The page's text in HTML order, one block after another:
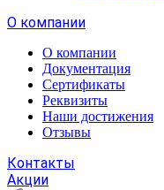
О компании
О компании
Документация
Сертификаты
Реквизиты
Наши достижения
Отзывы
Контакты
Акции